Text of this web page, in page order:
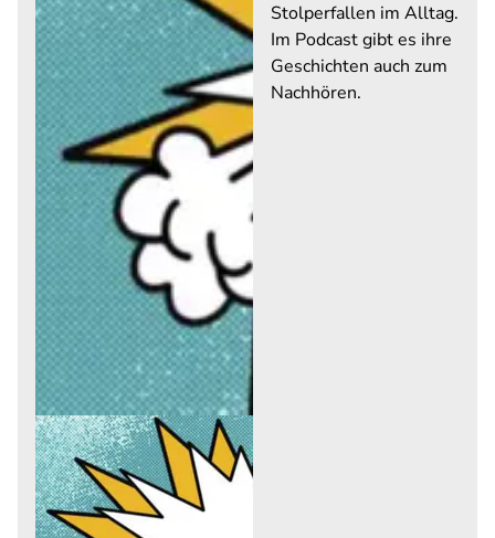
Stolperfallen im Alltag.
Im Podcast gibt es ihre
Geschichten auch zum
Nachhören.